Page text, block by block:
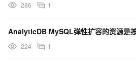
286 1
AnalyticDB MySQL弹性扩容的资源是
224 1